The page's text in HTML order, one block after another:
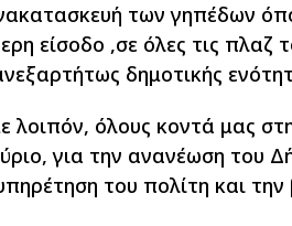
των γηπέδων
είσοδο ,σε όλες τις πλαζ
δημοτικής
λοιπόν, όλους κοντά μας
για την ανανέωση του
του πολίτη και